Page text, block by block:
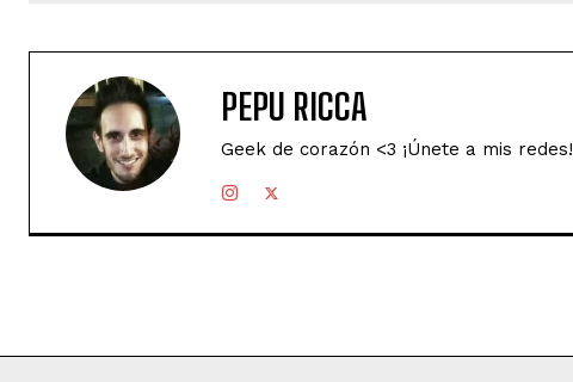
PEPU RICCA
Geek de corazón <3 ¡Únete a mis redes!